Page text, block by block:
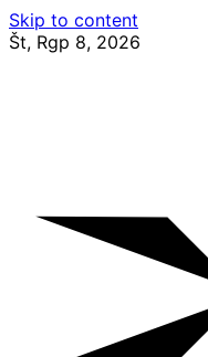
Skip to content
Št, Rgp 8, 2026